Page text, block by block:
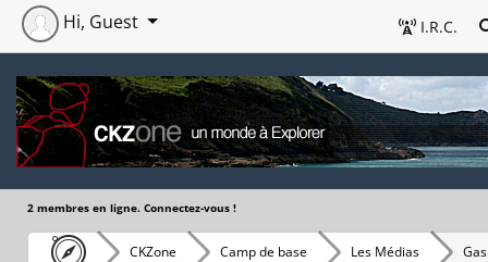
I.R.C.
Hi, Guest
2 membres en ligne. Connectez-vous !
CKZone Camp de base Les Médias